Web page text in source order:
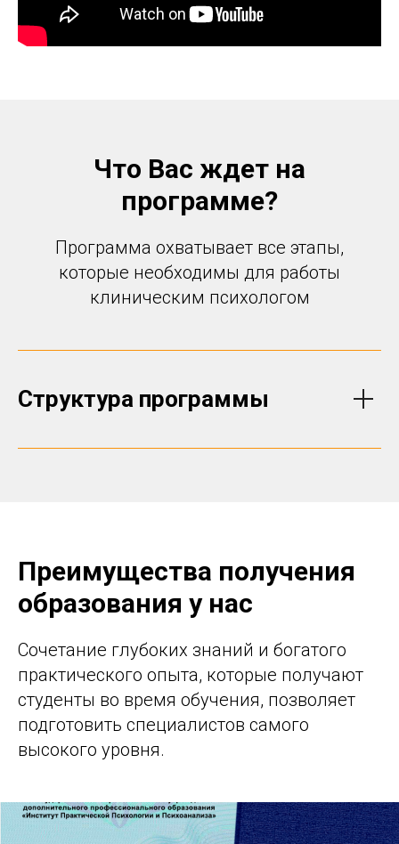
Что Вас ждет на
программе?
Программа охватывает все этапы,
которые необходимы для работы
клиническим психологом
Структура программы
Преимущества получения
образования у нас
Сочетание глубоких знаний и богатого
практического опыта, которые получают
студенты во время обучения, позволяет
подготовить специалистов самого
высокого уровня.